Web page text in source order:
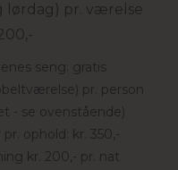
pr. værelse
seng: gratis
pr. person
- se ovenstående)
ophold: kr. 350,-
kr. 200,- pr. nat